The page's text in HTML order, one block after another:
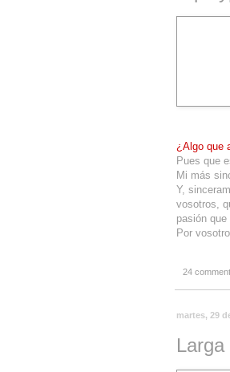
¿Algo que
Pues que
Mi más
Y,
vosotros,
pasión
Por
24
martes, 29